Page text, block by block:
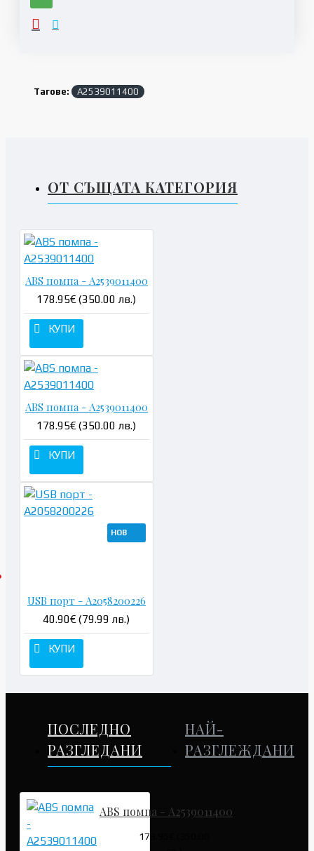
Тагове: A2539011400
ОТ СЪЩАТА КАТЕГОРИЯ
ABS помпа - A2539011400
178.95€ (350.00 лв.)
КУПИ
ABS помпа - A2539011400
178.95€ (350.00 лв.)
КУПИ
НОВ
USB порт - A2058200226
40.90€ (79.99 лв.)
КУПИ
ПОСЛЕДНО
РАЗГЛЕДАНИ
НАЙ-
РАЗГЛЕЖДАНИ
ABS помпа - A2539011400
178.95€ (350.00